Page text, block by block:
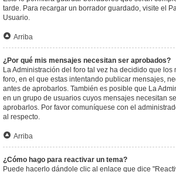
tarde. Para recargar un borrador guardado, visite el
Usuario.
Arriba
¿Por qué mis mensajes necesitan ser aprobados?
La Administración del foro tal vez ha decidido que los
foro, en el que estas intentando publicar mensajes,
antes de aprobarlos. También es posible que La
en un grupo de usuarios cuyos mensajes necesitan
aprobarlos. Por favor comuníquese con el
al respecto.
Arriba
¿Cómo hago para reactivar un tema?
Puede hacerlo dándole clic al enlace que dice